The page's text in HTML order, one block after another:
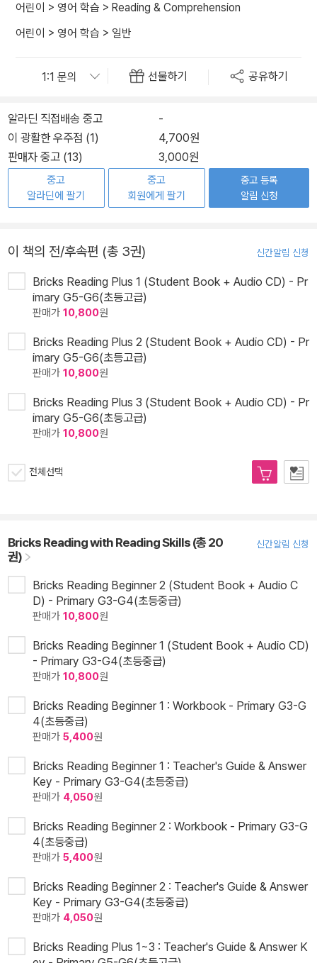
어린이 > 영어 학습 > Reading & Comprehension
어린이 > 영어 학습 > 일반
선물하기 공유하기
알라딘 직접배송 중고
-
이 광활한 우주점 (1)
4,700원
판매자 중고 (13)
3,000원
중고
알라딘에 팔기
중고
회원에게 팔기
중고 등록
알림 신청
이 책의 전/후속편 (총 3권) 신간알림 신청
Bricks Reading Plus 1 (Student Book + Audio CD) - Pr
imary G5-G6(초등고급)
판매가 10,800원
Bricks Reading Plus 2 (Student Book + Audio CD) - Pr
imary G5-G6(초등고급)
판매가 10,800원
Bricks Reading Plus 3 (Student Book + Audio CD) - Pr
imary G5-G6(초등고급)
판매가 10,800원
전체선택
Bricks Reading with Reading Skills (총 20
권)
신간알림 신청
Bricks Reading Beginner 2 (Student Book + Audio C
D) - Primary G3-G4(초등중급)
판매가 10,800원
Bricks Reading Beginner 1 (Student Book + Audio CD)
- Primary G3-G4(초등중급)
판매가 10,800원
Bricks Reading Beginner 1 : Workbook - Primary G3-G
4(초등중급)
판매가 5,400원
Bricks Reading Beginner 1 : Teacher's Guide & Answer
Key - Primary G3-G4(초등중급)
판매가 4,050원
Bricks Reading Beginner 2 : Workbook - Primary G3-G
4(초등중급)
판매가 5,400원
Bricks Reading Beginner 2 : Teacher's Guide & Answer
Key - Primary G3-G4(초등중급)
판매가 4,050원
Bricks Reading Plus 1~3 : Teacher's Guide & Answer K